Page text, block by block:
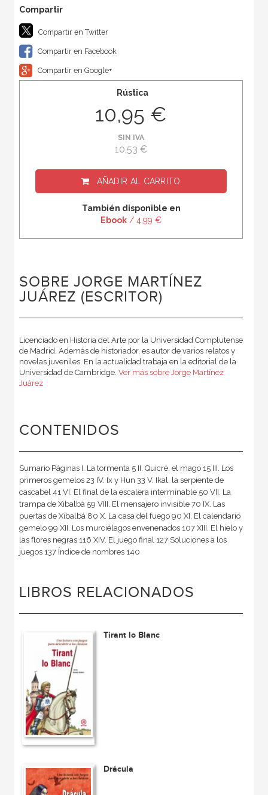
Compartir en Twitter
Compartir en Facebook
Compartir en Google+
Rústica
10,95 €
SIN IVA
10,53 €
AÑADIR AL CARRITO
También disponible en
Ebook / 4,99 €
SOBRE JORGE MARTÍNEZ
JUÁREZ (ESCRITOR)
Licenciado en Historia del Arte por la Universidad Complutense
de Madrid. Además de historiador, es autor de varios relatos y
novelas juveniles. En la actualidad trabaja en la editorial de la
Universidad de Cambridge. Ver más sobre Jorge Martínez
Juárez
CONTENIDOS
Sumario Páginas I. La tormenta 5 II. Quicré, el mago 15 III. Los
primeros gemelos 23 IV. Ix y Hun 33 V. Ikal, la serpiente de
cascabel 41 VI. El final de la escalera interminable 50 VII. La
trampa de Xibalbá 59 VIII. El mensajero invisible 70 IX. Las
puertas de Xibalbá 80 X. La casa del fuego 90 XI. El calendario
gemelo 99 XII. Los murciélagos envenenados 107 XIII. El hielo y
las flores negras 116 XIV. El juego final 127 Soluciones a los
juegos 137 Índice de nombres 140
LIBROS RELACIONADOS
Tirant lo Blanc
Drácula